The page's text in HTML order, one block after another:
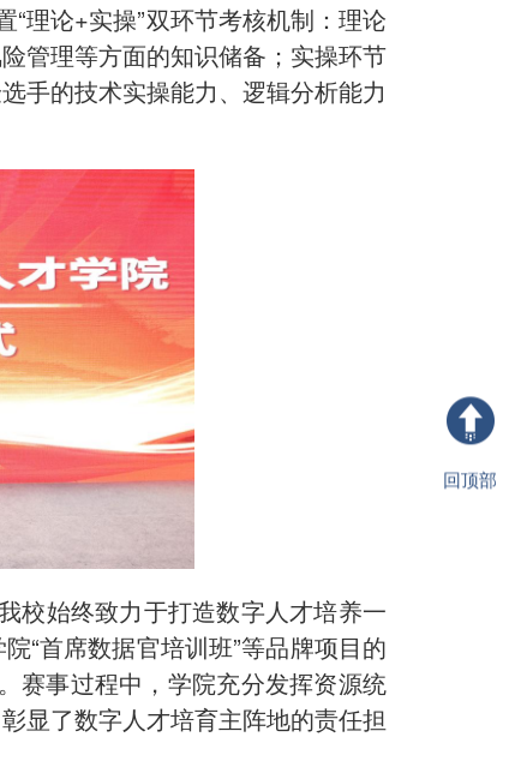
理论+实操”双环节考核机制：理论
管理等方面的知识储备；实操环节
手的技术实操能力、逻辑分析能力
校始终致力于打造数字人才培养一
“首席数据官培训班”等品牌项目的
赛事过程中，学院充分发挥资源统
显了数字人才培育主阵地的责任担